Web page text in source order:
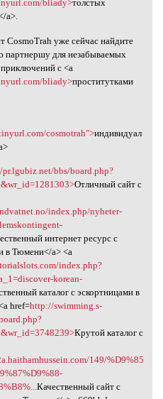
bliady>толстых
a>.
CosmoTrah уже сейчас найдите
для незабываемых
с <a
bliady>проститутками
cosmotrah">индивидуал
bbs/board.php?
Отличный сайт с
index.php/nyheter-
интернет ресурс с
в Тюмени</a> <a
index.php?
korean-
каталог с эскортницами в
href=http://swimming.s-
Крутой каталог с
149/%D9%85
Качественный сайт с